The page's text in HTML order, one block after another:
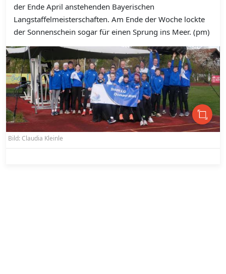
der Ende April anstehenden Bayerischen
Langstaffelmeisterschaften. Am Ende der Woche lockte
der Sonnenschein sogar für einen Sprung ins Meer. (pm)
Bild: Claudia Kleinle